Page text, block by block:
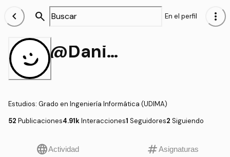
chevron_left search En el perfil more_vert
@DaniRays
Estudios: Grado en Ingeniería Informática (UDIMA)
52 Publicaciones4.91kInteracciones1 Seguidores2 Siguiendo
languageActividad tagAsignaturas